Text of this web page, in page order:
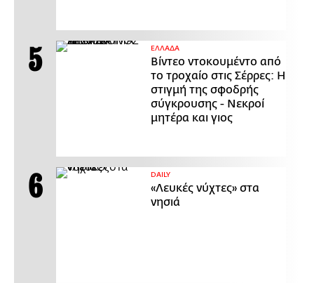
ΕΛΛΑΔΑ
Βίντεο ντοκουμέντο από
το τροχαίο στις Σέρρες: Η
στιγμή της σφοδρής
σύγκρουσης - Νεκροί
μητέρα και γιος
DAILY
«Λευκές νύχτες» στα
νησιά